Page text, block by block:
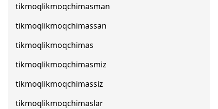
tikmoqlikmoqchimasman
tikmoqlikmoqchimassan
tikmoqlikmoqchimas
tikmoqlikmoqchimasmiz
tikmoqlikmoqchimassiz
tikmoqlikmoqchimaslar